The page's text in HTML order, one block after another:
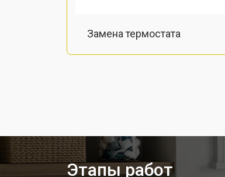
Замена термостата
Заправка фреоном
Этапы работ